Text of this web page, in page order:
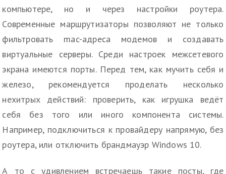
компьютере, но и через настройки роутера.
Современные маршрутизаторы позволяют не только
фильтровать mac-адреса модемов и создавать
виртуальные серверы. Среди настроек межсетевого
экрана имеются порты. Перед тем, как мучить себя и
железо, рекомендуется проделать несколько
нехитрых действий: проверить, как игрушка ведёт
себя без того или иного компонента системы.
Например, подключиться к провайдеру напрямую, без
роутера, или отключить брандмауэр Windows 10.
А то с удивлением встречаешь такие посты, где